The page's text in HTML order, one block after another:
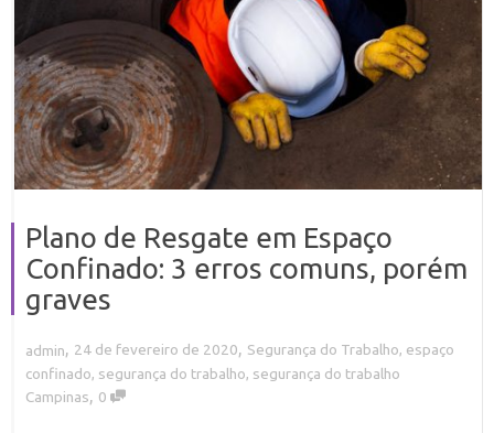
Plano de Resgate em Espaço
Confinado: 3 erros comuns, porém
graves
admin, 24 de fevereiro de 2020, Segurança do Trabalho, espaço
confinado, segurança do trabalho, segurança do trabalho
Campinas, 0